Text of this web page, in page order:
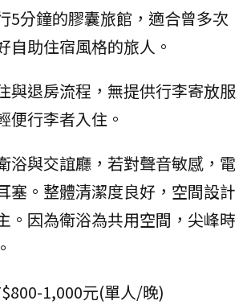
5分鐘的膠囊旅館，適合曾多次
自助住宿風格的旅人。
與退房流程，無提供行李寄放服
便行李者入住。
浴與交誼廳，若對聲音敏感，電
塞。整體清潔度良好，空間設計
。因為衛浴為共用空間，尖峰時
1,000元(單人/晚)